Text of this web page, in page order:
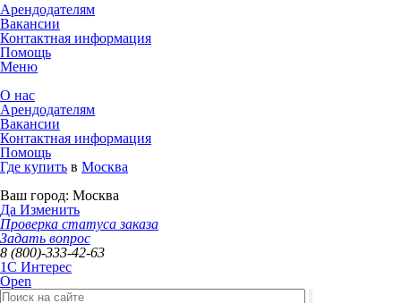
Арендодателям
Вакансии
Контактная информация
Помощь
Меню
О нас
Арендодателям
Вакансии
Контактная информация
Помощь
Где купить в Москва
Ваш город: Москва
Да Изменить
Проверка статуса заказа
Задать вопрос
8 (800)-333-42-63
1C Интерес
Open